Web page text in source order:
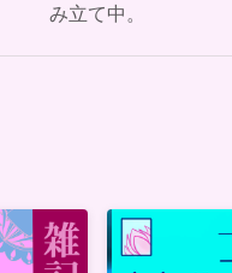
み立て中。